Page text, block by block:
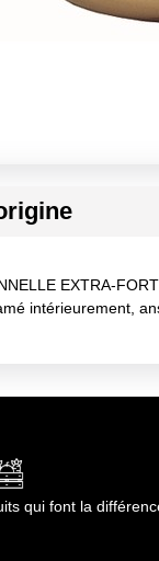
EXTRA-
intérieurement,
qui font la